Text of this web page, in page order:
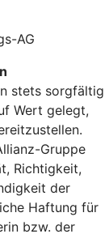
AG
stets sorgfältig
Wert gelegt,
Gruppe
Richtigkeit,
der
Haftung für
bzw. der